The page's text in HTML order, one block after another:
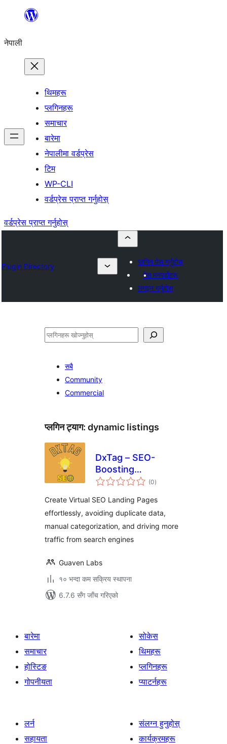
सामग्रीमा
नेपाली
थिमहरू
प्लगिनहरू
समाचार
बारेमा
नेपालीमा वर्डप्रेस
टिम
WP-CLI
वर्डप्रेस प्राप्त गर्नुहोस्
वर्डप्रेस प्राप्त गर्नुहोस्
Plugin Directory
प्लगिन पेस गर्नुहोस्
मेरा मनपर्दोहरू
लगइन गर्नुहोस्
खोज्नुहोस्
सबै
Community
Commercial
प्लगिन ट्याग: dynamic listings
DxTag – SEO-
Boosting
WooCommerce
(0कुल
रेटिङ्गहरू
)
Create Virtual SEO Landing Pages
effortlessly, avoiding duplicate data,
manual categorization, and driving more
traffic from search engines
Guaven Labs
१० भन्दा कम सक्रिय स्थापना
6.7.6 सँग जाँच गरिएको
बारेमा
समाचार
होस्टिङ
गोपनीयता
सोकेस
थिमहरू
प्लगिनहरू
प्याटर्नहरू
लर्न
सहायता
संलग्न हुनुहोस्
कार्यक्रमहरू